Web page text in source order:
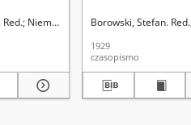
Niemier, Michał. Red.Borowski, Stefan. Red.
1929
czasopismo